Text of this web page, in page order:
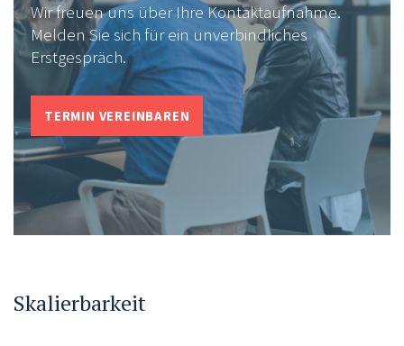
Wir freuen uns über Ihre Kontaktaufnahme.
Melden Sie sich für ein unverbindliches
Erstgespräch.
TERMIN VEREINBAREN
Skalierbarkeit